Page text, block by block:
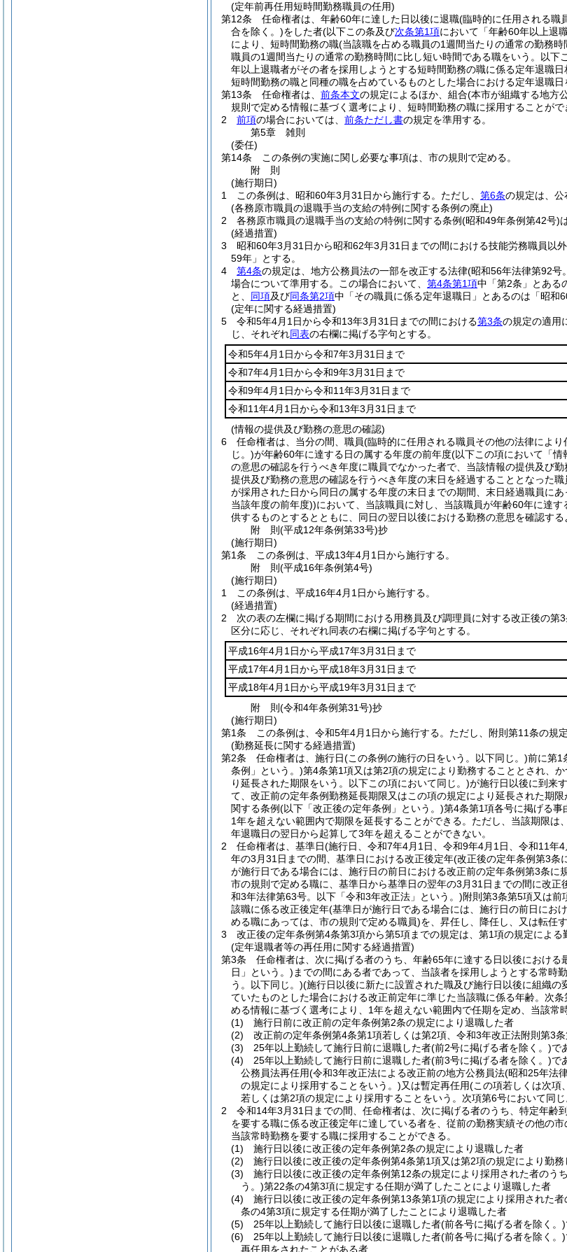
(定年前再任用短時間勤務職員の任用)
第12条
任命権者は、年齢60年に達した日以後に退職(臨時的に任用される職
合を除く。)をした者(以下この条及び次条第1項において「年齢60年以上退
により、短時間勤務の職(当該職を占める職員の1週間当たりの通常の勤務
職員の1週間当たりの通常の勤務時間に比し短い時間である職をいう。以下
年以上退職者がその者を採用しようとする短時間勤務の職に係る定年退職日
短時間勤務の職と同種の職を占めているものとした場合における定年退職日
第13条
任命権者は、 前条本文の規定によるほか、組合(本市が組織する地方
規則で定める情報に基づく選考により、短時間勤務の職に採用することがで
2
前項の場合においては、 前条ただし書の規定を準用する。
第5章
雑則
(委任)
第14条
この条例の実施に関し必要な事項は、市の規則で定める。
附 則
(施行期日)
1
この条例は、昭和60年3月31日から施行する。 ただし、 第6条の規定は、公
(各務原市職員の退職手当の支給の特例に関する条例の廃止)
2
各務原市職員の退職手当の支給の特例に関する条例(昭和49年条例第42号)
(経過措置)
3
昭和60年3月31日から昭和62年3月31日までの間における技能労務職員以
59年」とする。
4
第4条の規定は、地方公務員法の一部を改正する法律(昭和56年法律第92号
場合について準用する。
この場合において、 第4条第1項中「第2条」とある
と、 同項及び同条第2項中「その職員に係る定年退職日」とあるのは「昭和
(定年に関する経過措置)
5
令和5年4月1日から令和13年3月31日までの間における第3条の規定の適用
じ、それぞれ同表の右欄に掲げる字句とする。
令和5年4月1日から令和7年3月31日まで
令和7年4月1日から令和9年3月31日まで
令和9年4月1日から令和11年3月31日まで
令和11年4月1日から令和13年3月31日まで
(情報の提供及び勤務の意思の確認)
6
任命権者は、当分の間、職員(臨時的に任用される職員その他の法律によ
じ。)が年齢60年に達する日の属する年度の前年度(以下この項において「情
の意思の確認を行うべき年度に職員でなかった者で、当該情報の提供及び
提供及び勤務の意思の確認を行うべき年度の末日を経過することとなった職
が採用された日から同日の属する年度の末日までの期間、末日経過職員に
当該年度の前年度))において、当該職員に対し、当該職員が年齢60年に達
供するものとするとともに、同日の翌日以後における勤務の意思を確認する
附 則(平成12年条例第33号)抄
(施行期日)
第1条
この条例は、平成13年4月1日から施行する。
附 則(平成16年条例第4号)
(施行期日)
1
この条例は、平成16年4月1日から施行する。
(経過措置)
2
次の表の左欄に掲げる期間における用務員及び調理員に対する改正後の
区分に応じ、それぞれ同表の右欄に掲げる字句とする。
平成16年4月1日から平成17年3月31日まで
平成17年4月1日から平成18年3月31日まで
平成18年4月1日から平成19年3月31日まで
附 則(令和4年条例第31号)抄
(施行期日)
第1条
この条例は、令和5年4月1日から施行する。 ただし、附則第11条の規
(勤務延長に関する経過措置)
第2条
任命権者は、施行日(この条例の施行の日をいう。以下同じ。)前に第1
条例」という。)第4条第1項又は第2項の規定により勤務することとされ、
り延長された期限をいう。以下この項において同じ。)が施行日以後に到来
て、改正前の定年条例勤務延長期限又はこの項の規定により延長された期
関する条例(以下「改正後の定年条例」という。)第4条第1項各号に掲げる事
1年を超えない範囲内で期限を延長することができる。 ただし、当該期限は
年退職日の翌日から起算して3年を超えることができない。
2
任命権者は、基準日(施行日、令和7年4月1日、令和9年4月1日、令和11年
年の3月31日までの間、基準日における改正後定年(改正後の定年条例第3条
が施行日である場合には、施行日の前日における改正前の定年条例第3条に
市の規則で定める職に、基準日から基準日の翌年の3月31日までの間に改
和3年法律第63号。以下「令和3年改正法」という。)附則第3条第5項又は前
該職に係る改正後定年(基準日が施行日である場合には、施行日の前日にお
める職にあっては、市の規則で定める職員)を、昇任し、降任し、又は転任
3
改正後の定年条例第4条第3項から第5項までの規定は、第1項の規定による
(定年退職者等の再任用に関する経過措置)
第3条
任命権者は、次に掲げる者のうち、年齢65年に達する日以後における
日」という。) までの間にある者であって、当該者を採用しようとする常時
う。以下同じ。)(施行日以後に新たに設置された職及び施行日以後に組織
ていたものとした場合における改正前定年に準じた当該職に係る年齢。次
める情報に基づく選考により、1年を超えない範囲内で任期を定め、当該常
(1)
施行日前に改正前の定年条例第2条の規定により退職した者
(2)
改正前の定年条例第4条第1項若しくは第2項、令和3年改正法附則第3
(3)
25年以上勤続して施行日前に退職した者(前2号に掲げる者を除く。)で
(4)
25年以上勤続して施行日前に退職した者(前3号に掲げる者を除く。)で
公務員法再任用(令和3年改正法による改正前の地方公務員法(昭和25年法
の規定により採用することをいう。)又は暫定再任用(この項若しくは次項
若しくは第2項の規定により採用することをいう。次項第6号において同
2
令和14年3月31日までの間、任命権者は、次に掲げる者のうち、特定年
を要する職に係る改正後定年に達している者を、従前の勤務実績その他の
当該常時勤務を要する職に採用することができる。
(1)
施行日以後に改正後の定年条例第2条の規定により退職した者
(2)
施行日以後に改正後の定年条例第4条第1項又は第2項の規定により勤
(3)
施行日以後に改正後の定年条例第12条の規定により採用された者のう
う。)第22条の4第3項に規定する任期が満了したことにより退職した者
(4)
施行日以後に改正後の定年条例第13条第1項の規定により採用された
条の4第3項に規定する任期が満了したことにより退職した者
(5)
25年以上勤続して施行日以後に退職した者(前各号に掲げる者を除く。)
(6)
25年以上勤続して施行日以後に退職した者(前各号に掲げる者を除く。)
再任用をされたことがある者